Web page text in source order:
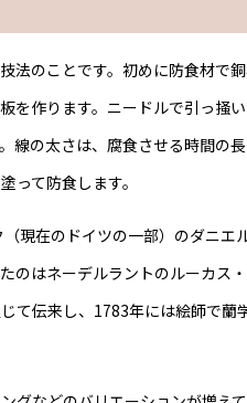
法のことです。初めに防食材で
を作ります。ニードルで引っ掻
の太さは、腐食させる時間の
って防食します。
現在のドイツの一部）のダニエ
のはネーデルラントのルーカス
て伝来し、1783年には絵師で